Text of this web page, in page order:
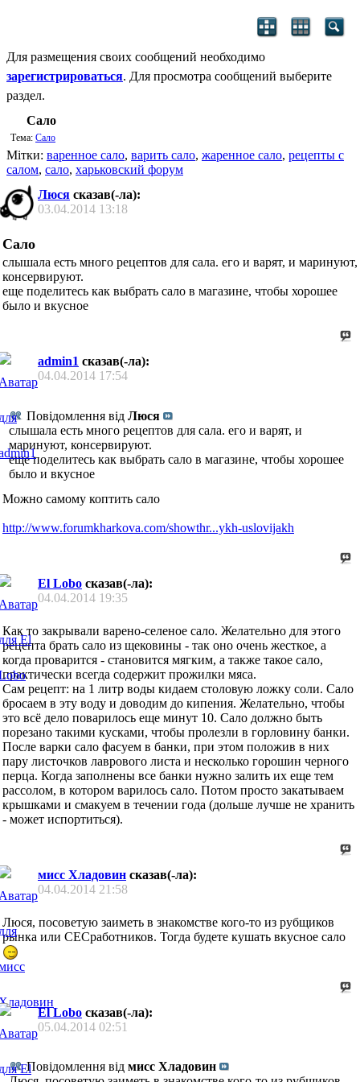
Для размещения своих сообщений необходимо
зарегистрироваться. Для просмотра сообщений выберите
раздел.
Сало
Тема: Сало
Мітки: варенное сало, варить сало, жаренное сало, рецепты с
салом, сало, харьковский форум
Люся сказав(-ла):
03.04.2014 13:18
Сало
слышала есть много рецептов для сала. его и варят, и маринуют,
консервируют.
еще поделитесь как выбрать сало в магазине, чтобы хорошее
было и вкусное
admin1 сказав(-ла):
04.04.2014 17:54
Повідомлення від Люся
слышала есть много рецептов для сала. его и варят, и
маринуют, консервируют.
еще поделитесь как выбрать сало в магазине, чтобы хорошее
было и вкусное
Можно самому коптить сало
http://www.forumkharkova.com/showthr...ykh-uslovijakh
El Lobo сказав(-ла):
04.04.2014 19:35
Как то закрывали варено-селеное сало. Желательно для этого
рецепта брать сало из щековины - так оно очень жесткое, а
когда проварится - становится мягким, а также такое сало,
практически всегда содержит прожилки мяса.
Сам рецепт: на 1 литр воды кидаем столовую ложку соли. Сало
бросаем в эту воду и доводим до кипения. Желательно, чтобы
это всё дело поварилось еще минут 10. Сало должно быть
порезано такими кусками, чтобы пролезли в горловину банки.
После варки сало фасуем в банки, при этом положив в них
пару листочков лаврового листа и несколько горошин черного
перца. Когда заполнены все банки нужно залить их еще тем
рассолом, в котором варилось сало. Потом просто закатываем
крышками и смакуем в течении года (дольше лучше не хранить
- может испортиться).
мисс Хладовин сказав(-ла):
04.04.2014 21:58
Люся, посоветую заиметь в знакомстве кого-то из рубщиков
рынка или СЕСработников. Тогда будете кушать вкусное сало
El Lobo сказав(-ла):
05.04.2014 02:51
Повідомлення від мисс Хладовин